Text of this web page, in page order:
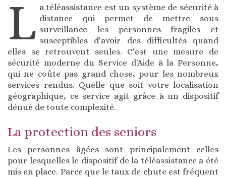
L a téléassistance est un système de sécurité à
distance qui permet de mettre sous
surveillance les personnes fragiles et
susceptibles d'avoir des difficultés quand
elles se retrouvent seules. C'est une mesure de
sécurité moderne du Service d'Aide à la Personne,
qui ne coûte pas grand chose, pour les nombreux
services rendus. Quelle que soit votre localisation
géographique, ce service agit grâce à un dispositif
dénué de toute complexité.
La protection des seniors
Les personnes âgées sont principalement celles
pour lesquelles le dispositif de la téléassistance a été
mis en place. Parce que le taux de chute est fréquent